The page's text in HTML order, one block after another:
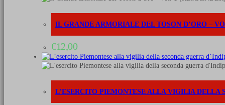
IL GRANDE ARMORIALE DEL TOSON D’ORO –
€12,00
L’ESERCITO PIEMONTESE ALLA VIGILIA DELLA